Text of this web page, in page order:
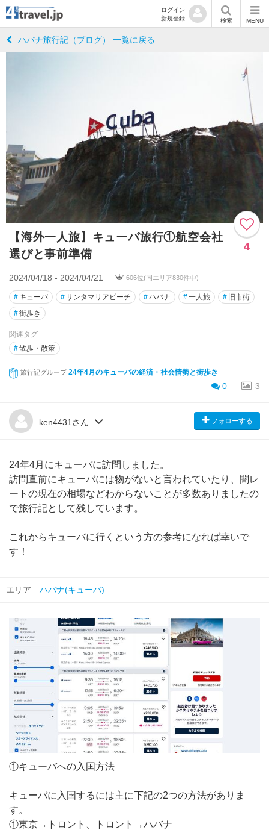
ログイン
新規登録
検索 MENU
ハバナ旅行記（ブログ） 一覧に戻る
【海外一人旅】キューバ旅行①航空会社
選びと事前準備
4
2024/04/18 - 2024/04/21 606位(同エリア830件中)
# キューバ #サンタマリアビーチ #ハバナ #一人旅 # 旧市街
#街歩き
関連タグ
#散歩・散策
旅行記グループ 24年4月のキューバの経済・社会情勢と街歩き
0 3
ken4431さん フォローする
24年4月にキューバに訪問しました。
訪問直前にキューバには物がないと言われていたり、闇レ
ートの現在の相場などわからないことが多数ありましたの
で旅行記として残しています。
これからキューバに行くという方の参考になれば幸いで
す！
エリア ハバナ(キューバ)
①キューバへの入国方法
キューバに入国するには主に下記の2つの方法がありま
す。
①東京→トロント、トロント→ハバナ